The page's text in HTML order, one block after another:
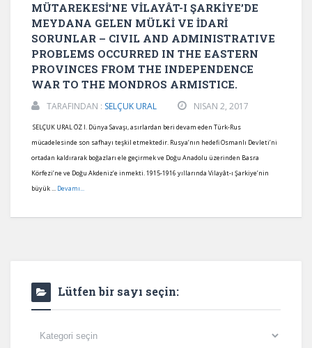
MÜTAREKESİ’NE VİLAYÂT-I ŞARKİYE’DE
MEYDANA GELEN MÜLKİ VE İDARİ
SORUNLAR – CIVIL AND ADMINISTRATIVE
PROBLEMS OCCURRED IN THE EASTERN
PROVINCES FROM THE INDEPENDENCE
WAR TO THE MONDROS ARMISTICE.
TARAFINDAN : SELÇUK URAL NISAN 2, 2017
SELÇUK URAL ÖZ I. Dünya Savaşı, asırlardan beri devam eden Türk-Rus
mücadelesinde son safhayı teşkil etmektedir. Rusya’nın hedefi Osmanlı Devleti’ni
ortadan kaldırarak boğazları ele geçirmek ve Doğu Anadolu üzerinden Basra
Körfezi’ne ve Doğu Akdeniz’e inmekti. 1915-1916 yıllarında Vilayât-ı Şarkiye’nin
büyük ... Devamı...
Lütfen bir sayı seçin:
Lütfen